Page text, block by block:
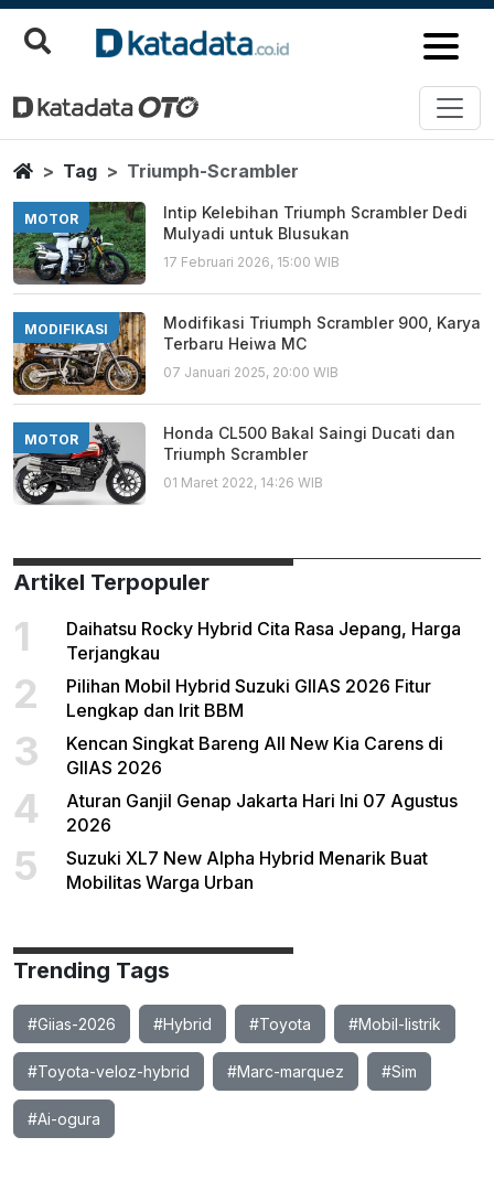
Triumph Scrambler
Berita Terbaru
HomeTag Triumph-Scrambler
MOTOR
Intip Kelebihan Triumph Scrambler Dedi
Mulyadi untuk Blusukan
17 Februari 2026, 15:00 WIB
MODIFIKASI
Modifikasi Triumph Scrambler 900, Karya
Terbaru Heiwa MC
07 Januari 2025, 20:00 WIB
MOTOR
Honda CL500 Bakal Saingi Ducati dan
Triumph Scrambler
01 Maret 2022, 14:26 WIB
Artikel Terpopuler
1
Daihatsu Rocky Hybrid Cita Rasa Jepang, Harga
Terjangkau
2
Pilihan Mobil Hybrid Suzuki GIIAS 2026 Fitur
Lengkap dan Irit BBM
3
Kencan Singkat Bareng All New Kia Carens di
GIIAS 2026
4
Aturan Ganjil Genap Jakarta Hari Ini 07 Agustus
2026
5
Suzuki XL7 New Alpha Hybrid Menarik Buat
Mobilitas Warga Urban
Trending Tags
#Giias-2026 #Hybrid #Toyota #Mobil-listrik
#Toyota-veloz-hybrid #Marc-marquez #Sim
#Ai-ogura